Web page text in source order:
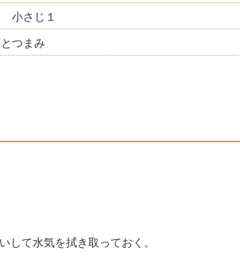
小さじ１
つまみ
して水気を拭き取っておく。